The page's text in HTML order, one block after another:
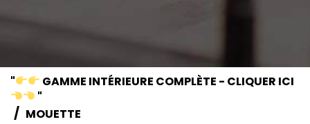
"
GAMME INTÉRIEURE COMPLÈTE - CLIQUER ICI
"
MOUETTE